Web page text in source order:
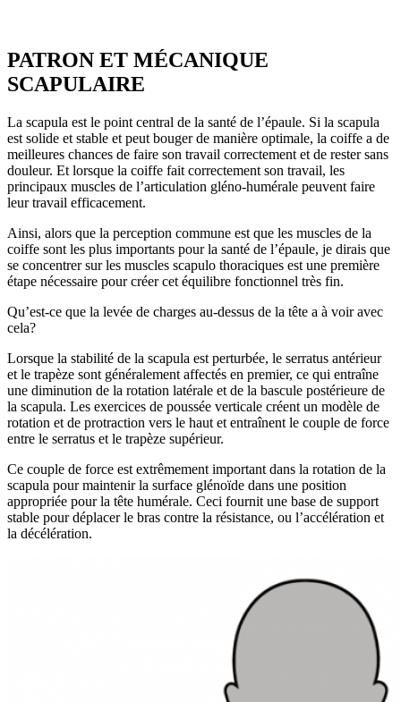
PATRON ET MÉCANIQUE
SCAPULAIRE
La scapula est le point central de la santé de l’épaule. Si la scapula
est solide et stable et peut bouger de manière optimale, la coiffe a de
meilleures chances de faire son travail correctement et de rester sans
douleur. Et lorsque la coiffe fait correctement son travail, les
principaux muscles de l’articulation gléno-humérale peuvent faire
leur travail efficacement.
Ainsi, alors que la perception commune est que les muscles de la
coiffe sont les plus importants pour la santé de l’épaule, je dirais que
se concentrer sur les muscles scapulo thoraciques est une première
étape nécessaire pour créer cet équilibre fonctionnel très fin.
Qu’est-ce que la levée de charges au-dessus de la tête a à voir avec
cela?
Lorsque la stabilité de la scapula est perturbée, le serratus antérieur
et le trapèze sont généralement affectés en premier, ce qui entraîne
une diminution de la rotation latérale et de la bascule postérieure de
la scapula. Les exercices de poussée verticale créent un modèle de
rotation et de protraction vers le haut et entraînent le couple de force
entre le serratus et le trapèze supérieur.
Ce couple de force est extrêmement important dans la rotation de la
scapula pour maintenir la surface glénoïde dans une position
appropriée pour la tête humérale. Ceci fournit une base de support
stable pour déplacer le bras contre la résistance, ou l’accélération et
la décélération.